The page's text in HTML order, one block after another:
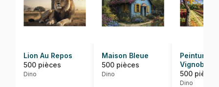
Lion Au Repos
500 pièces
Dino
Maison Bleue
500 pièces
Dino
Peinture
Vignoble
500 pièces
Dino